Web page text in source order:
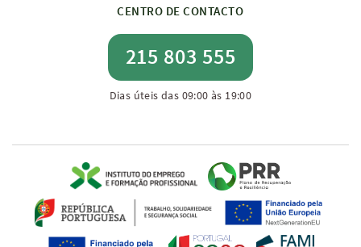
CENTRO DE CONTACTO
215 803 555
Dias úteis das 09:00 às 19:00